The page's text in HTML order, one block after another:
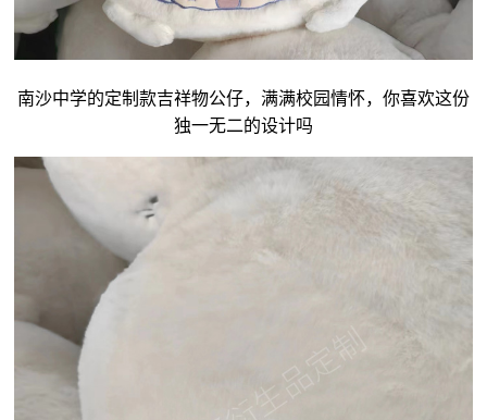
南沙中学的定制款吉祥物公仔，满满校园情怀，你喜欢这份
独一无二的设计吗